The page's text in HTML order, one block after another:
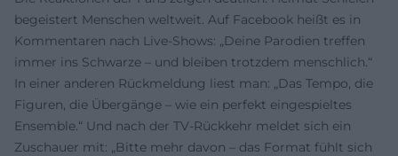
begeistert Menschen weltweit. Auf Facebook heißt es in
Kommentaren nach Live‑Shows: „Deine Parodien treffen
immer ins Schwarze – und bleiben trotzdem menschlich.“
In einer anderen Rückmeldung liest man: „Das Tempo, die
Figuren, die Übergänge – wie ein perfekt eingespieltes
Ensemble.“ Und nach der TV‑Rückkehr meldet sich ein
Zuschauer mit: „Bitte mehr davon – das Format fühlt sich